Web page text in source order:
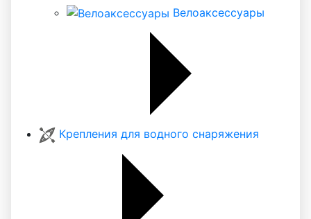
Велоаксессуары
Крепления для водного снаряжения